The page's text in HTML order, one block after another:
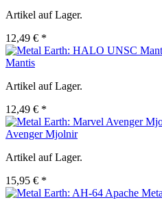
Artikel auf Lager.
12,49 € *
Mantis
Artikel auf Lager.
12,49 € *
Avenger Mjolnir
Artikel auf Lager.
15,95 € *